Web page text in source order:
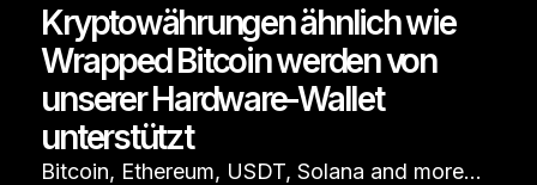
Kryptowährungen ähnlich wie
Wrapped Bitcoin werden von
unserer Hardware-Wallet
unterstützt
Bitcoin, Ethereum, USDT, Solana and more…